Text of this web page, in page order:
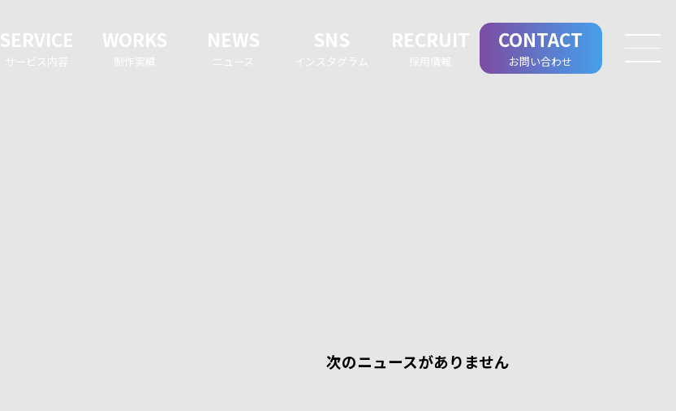
SERVICE
サービス内容
WORKS
制作実績
NEWS
ニュース
SNS
インスタグラム
RECRUIT
採用情報
CONTACT
お問い合わせ
次のニュースがありません